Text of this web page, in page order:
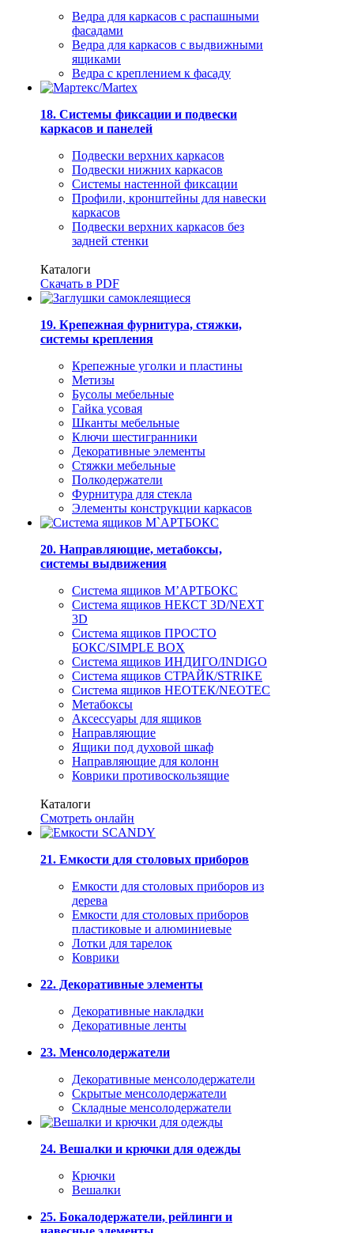
Ведра для каркасов с распашными
фасадами
Ведра для каркасов с выдвижными
ящиками
Ведра с креплением к фасаду
18. Системы фиксации и подвески
каркасов и панелей
Подвески верхних каркасов
Подвески нижних каркасов
Системы настенной фиксации
Профили, кронштейны для навески
каркасов
Подвески верхних каркасов без
задней стенки
Каталоги
Скачать в PDF
19. Крепежная фурнитура, стяжки,
системы крепления
Крепежные уголки и пластины
Метизы
Бусолы мебельные
Гайка усовая
Шканты мебельные
Ключи шестигранники
Декоративные элементы
Стяжки мебельные
Полкодержатели
Фурнитура для стекла
Элементы конструкции каркасов
20. Направляющие, метабоксы,
системы выдвижения
Система ящиков М’АРТБОКС
Система ящиков НЕКСТ 3D/NEXT
3D
Система ящиков ПРОСТО
БОКС/SIMPLE BOX
Система ящиков ИНДИГО/INDIGO
Система ящиков СТРАЙК/STRIKE
Система ящиков НЕОТЕК/NEOTEC
Метабоксы
Аксессуары для ящиков
Направляющие
Ящики под духовой шкаф
Направляющие для колонн
Коврики противоскользящие
Каталоги
Смотреть онлайн
21. Емкости для столовых приборов
Емкости для столовых приборов из
дерева
Емкости для столовых приборов
пластиковые и алюминиевые
Лотки для тарелок
Коврики
22. Декоративные элементы
Декоративные накладки
Декоративные ленты
23. Менсолодержатели
Декоративные менсолодержатели
Скрытые менсолодержатели
Складные менсолодержатели
24. Вешалки и крючки для одежды
Крючки
Вешалки
25. Бокалодержатели, рейлинги и